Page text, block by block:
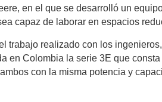
en el que se desarrolló un
capaz de laborar en espacios
trabajo realizado con los
en Colombia la serie 3E que
con la misma potencia y